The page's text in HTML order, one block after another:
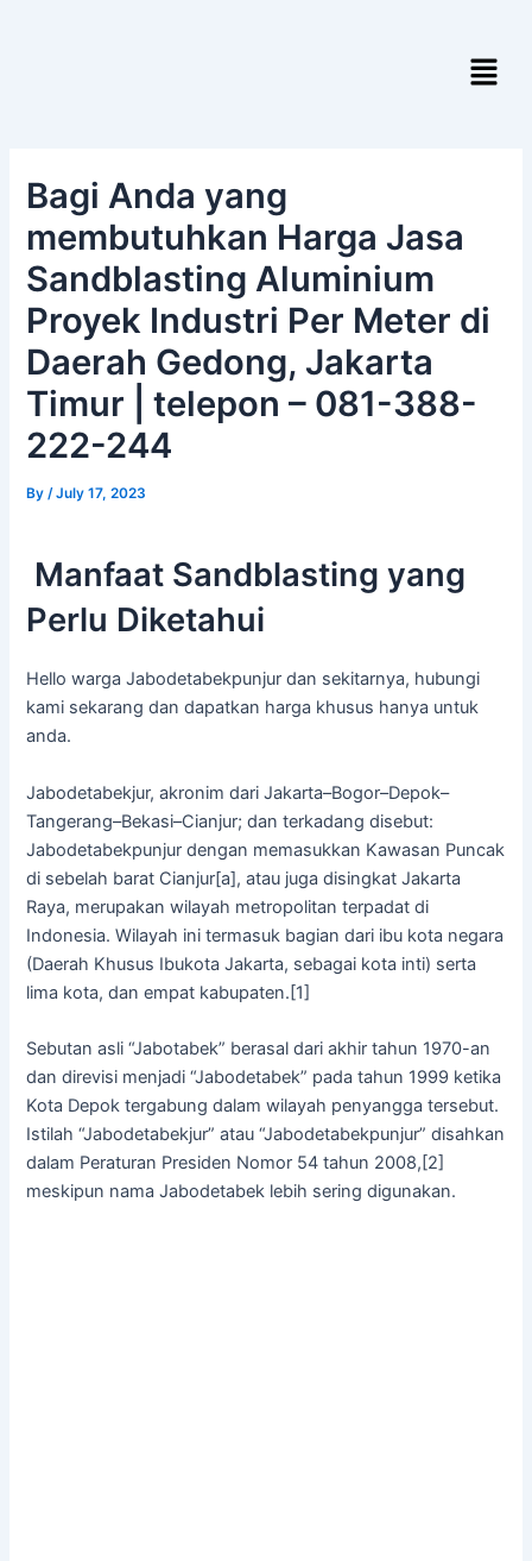
Menu
Bagi Anda yang
membutuhkan Harga Jasa
Sandblasting Aluminium
Proyek Industri Per Meter di
Daerah Gedong, Jakarta
Timur | telepon – 081-388-
222-244
By/July 17, 2023
Manfaat Sandblasting yang
Perlu Diketahui
Hello warga Jabodetabekpunjur dan sekitarnya, hubungi
kami sekarang dan dapatkan harga khusus hanya untuk
anda.
Jabodetabekjur, akronim dari Jakarta–Bogor–Depok–
Tangerang–Bekasi–Cianjur; dan terkadang disebut:
Jabodetabekpunjur dengan memasukkan Kawasan Puncak
di sebelah barat Cianjur[a], atau juga disingkat Jakarta
Raya, merupakan wilayah metropolitan terpadat di
Indonesia. Wilayah ini termasuk bagian dari ibu kota negara
(Daerah Khusus Ibukota Jakarta, sebagai kota inti) serta
lima kota, dan empat kabupaten.[1]
Sebutan asli “Jabotabek” berasal dari akhir tahun 1970-an
dan direvisi menjadi “Jabodetabek” pada tahun 1999 ketika
Kota Depok tergabung dalam wilayah penyangga tersebut.
Istilah “Jabodetabekjur” atau “Jabodetabekpunjur” disahkan
dalam Peraturan Presiden Nomor 54 tahun 2008,[2]
meskipun nama Jabodetabek lebih sering digunakan.